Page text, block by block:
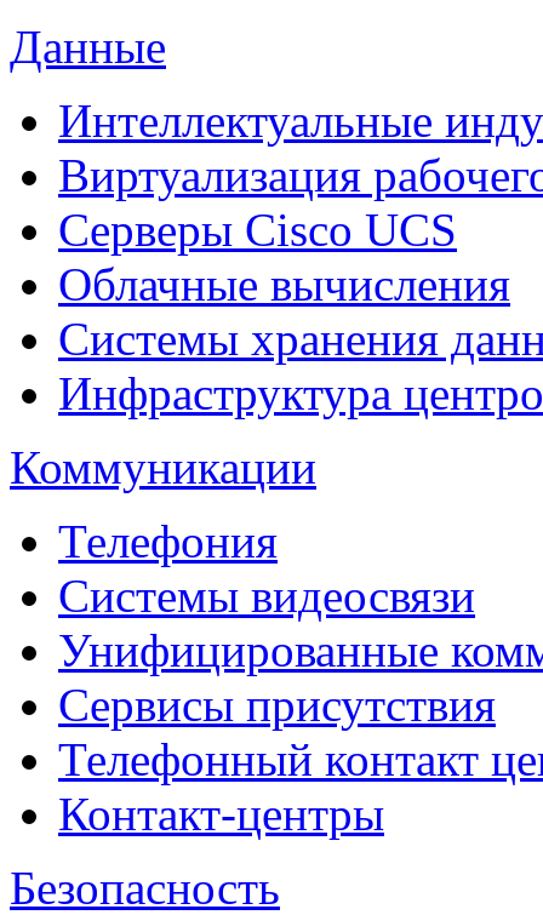
Данные
Интеллектуальные
Виртуализация
Cерверы Cisco UCS
Облачные вычисления
Системы хранения
Инфраструктура
Коммуникации
Телефония
Системы видеосвязи
Унифицированные
Сервисы присутствия
Телефонный контакт
Контакт-центры
Безопасность